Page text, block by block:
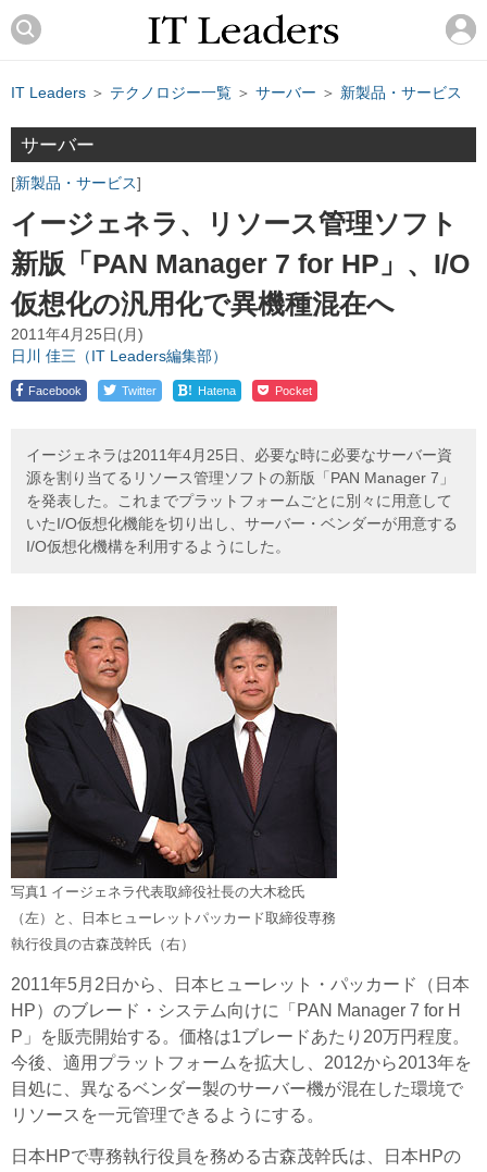
IT Leaders ＞ テクノロジー一覧 ＞ サーバー ＞ 新製品・サービス
サーバー
新製品・サービス
イージェネラ、リソース管理ソフト
新版「PAN Manager 7 for HP」、I/O
仮想化の汎用化で異機種混在へ
2011年4月25日(月)
日川 佳三（IT Leaders編集部）
Facebook Twitter ! Hatena Pocket
イージェネラは2011年4月25日、必要な時に必要なサーバー資
源を割り当てるリソース管理ソフトの新版「PAN Manager 7」
を発表した。これまでプラットフォームごとに別々に用意して
いたI/O仮想化機能を切り出し、サーバー・ベンダーが用意する
I/O仮想化機構を利用するようにした。
写真1 イージェネラ代表取締役社長の大木稔氏
（左）と、日本ヒューレットパッカード取締役専務
執行役員の古森茂幹氏（右）
2011年5月2日から、日本ヒューレット・パッカード（日本
HP）のブレード・システム向けに「PAN Manager 7 for H
P」を販売開始する。価格は1ブレードあたり20万円程度。
今後、適用プラットフォームを拡大し、2012から2013年を
目処に、異なるベンダー製のサーバー機が混在した環境で
リソースを一元管理できるようにする。
日本HPで専務執行役員を務める古森茂幹氏は、日本HPの